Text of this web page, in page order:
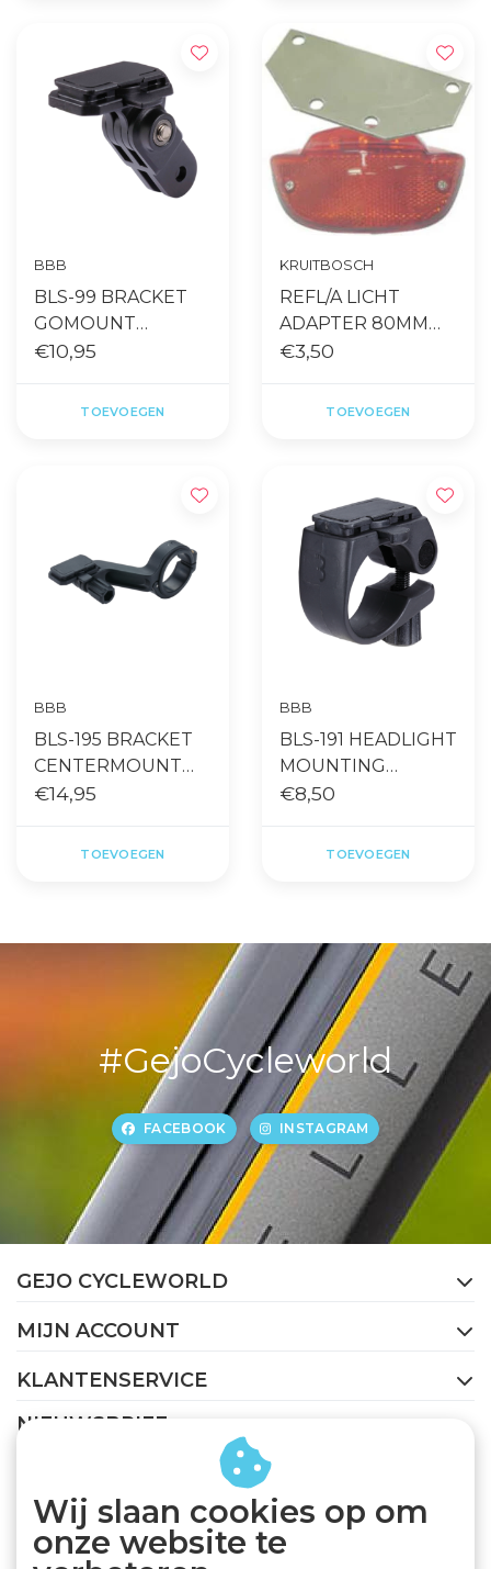
BBB
BLS-99 BRACKET
GOMOUNT
STRIKE/SNIPER/SW
€10,95
TOEVOEGEN
KRUITBOSCH
REFL/A LICHT
ADAPTER 80MM
(GAZELLE)
€3,50
TOEVOEGEN
BBB
BLS-195 BRACKET
CENTERMOUNT
2.0 UNI ZWART
€14,95
TOEVOEGEN
BBB
BLS-191 HEADLIGHT
MOUNTING
BRACKET ZWART
€8,50
TOEVOEGEN
#GejoCycleworld
FACEBOOK INSTAGRAM
GEJO CYCLEWORLD
MIJN ACCOUNT
KLANTENSERVICE
NIEUWSBRIEF
Abonneer je op onze nieuwsbrief om op de hoogte te
Wij slaan cookies op om
onze website te